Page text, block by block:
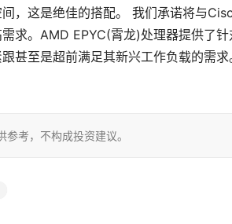
，这是绝佳的搭配。 我们承诺将与
求。AMD EPYC(霄龙)处理器提供了
甚至是超前满足其新兴工作负载的需
考，不构成投资建议。